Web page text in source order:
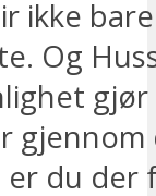
ikke
Og
gjør
er du